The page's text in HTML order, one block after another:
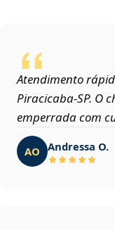
Atendimento
Piracicaba‑SP. O
emperrada com
AO Andressa O.